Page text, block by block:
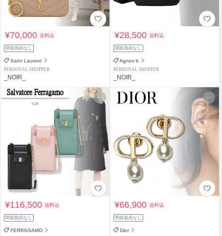
¥70,000送料込
関税負担なし
Saint Laurent
PERSONAL SHOPPER
_NOIR_
¥28,500送料込
関税負担なし
Agnes b
PERSONAL SHOPPER
_NOIR_
¥116,500送料込
関税負担なし
FERRAGAMO
¥66,900送料込
関税負担なし
Dior